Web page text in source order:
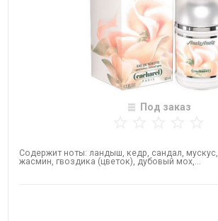
Под заказ
Содержит ноты: ландыш, кедр, сандал,
жасмин, гвоздика (цветок), дубовый мох,...